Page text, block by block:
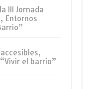
III Jornada
Entornos
el barrio”